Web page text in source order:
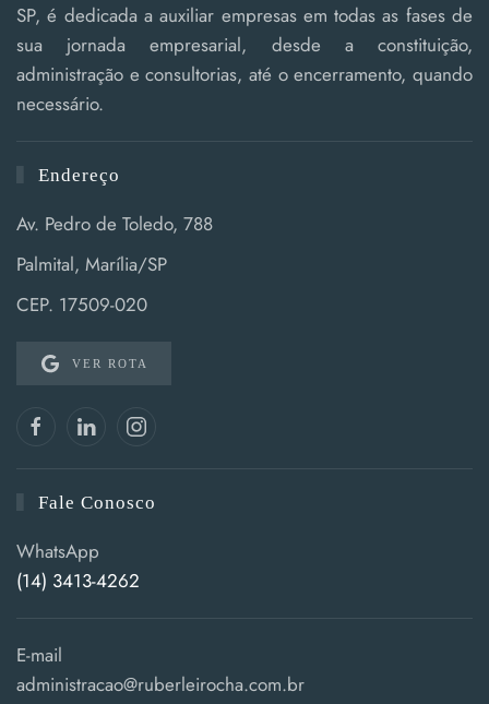
SP, é dedicada a auxiliar empresas em todas as fases de
sua jornada empresarial, desde a constituição,
administração e consultorias, até o encerramento, quando
necessário.
Endereço
Av. Pedro de Toledo, 788
Palmital, Marília/SP
CEP. 17509-020
VER ROTA
Fale Conosco
WhatsApp
(14) 3413-4262
E-mail
administracao@ruberleirocha.com.br